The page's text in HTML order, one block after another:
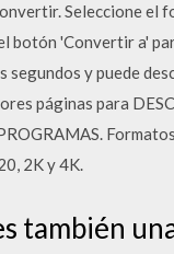
Seleccione el
botón 'Convertir a'
segundos y puede
páginas para
2K y 4K.
también